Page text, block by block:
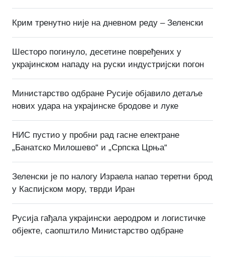
Крим тренутно није на дневном реду – Зеленски
Шесторо погинуло, десетине повређених у
украјинском нападу на руски индустријски погон
Министарство одбране Русије објавило детаље
нових удара на украјинске бродове и луке
НИС пустио у пробни рад гасне електране
„Банатско Милошево“ и „Српска Црња“
Зеленски је по налогу Израела напао теретни брод
у Каспијском мору, тврди Иран
Русија гађала украјински аеродром и логистичке
објекте, саопштило Министарство одбране